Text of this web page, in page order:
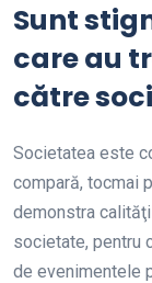
Sunt
care au
către
Societatea este
compară, tocmai
demonstra
societate, pentru
de evenimentele